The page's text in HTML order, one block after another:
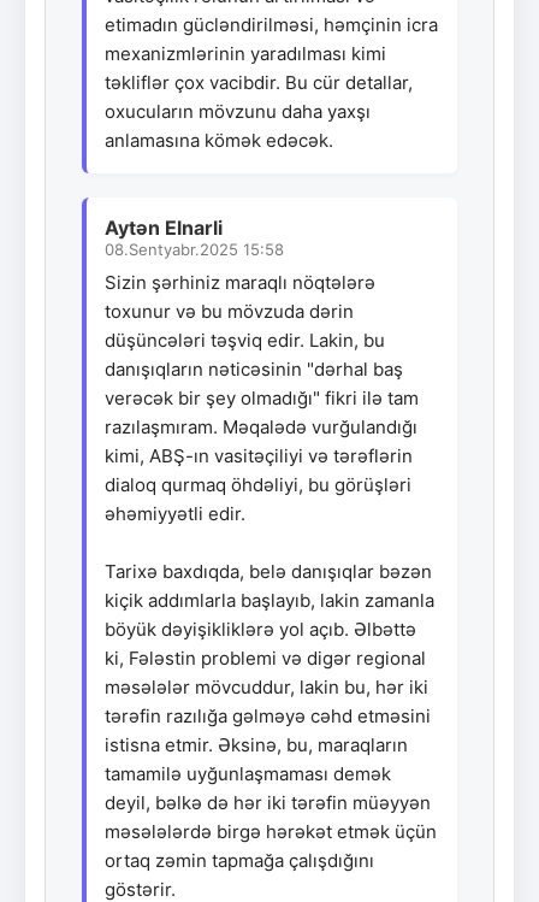
etimadın gücləndirilməsi, həmçinin icra
mexanizmlərinin yaradılması kimi
təkliflər çox vacibdir. Bu cür detallar,
oxucuların mövzunu daha yaxşı
anlamasına kömək edəcək.
Aytən Elnarli
08.Sentyabr.2025 15:58
Sizin şərhiniz maraqlı nöqtələrə
toxunur və bu mövzuda dərin
düşüncələri təşviq edir. Lakin, bu
danışıqların nəticəsinin "dərhal baş
verəcək bir şey olmadığı" fikri ilə tam
razılaşmıram. Məqalədə vurğulandığı
kimi, ABŞ-ın vasitəçiliyi və tərəflərin
dialoq qurmaq öhdəliyi, bu görüşləri
əhəmiyyətli edir.
Tarixə baxdıqda, belə danışıqlar bəzən
kiçik addımlarla başlayıb, lakin zamanla
böyük dəyişikliklərə yol açıb. Əlbəttə
ki, Fələstin problemi və digər regional
məsələlər mövcuddur, lakin bu, hər iki
tərəfin razılığa gəlməyə cəhd etməsini
istisna etmir. Əksinə, bu, maraqların
tamamilə uyğunlaşmaması demək
deyil, bəlkə də hər iki tərəfin müəyyən
məsələlərdə birgə hərəkət etmək üçün
ortaq zəmin tapmağa çalışdığını
göstərir.